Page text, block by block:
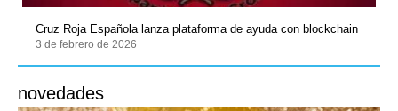
Cruz Roja Española lanza plataforma de ayuda con blockchain
3 de febrero de 2026
novedades